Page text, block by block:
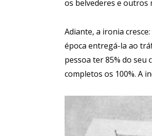
os belvederes e outros
Adiante, a ironia
época entregá-la ao
pessoa ter 85% do seu
completos os 100%. A